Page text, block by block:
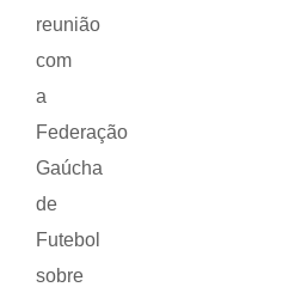
reunião
com
a
Federação
Gaúcha
de
Futebol
sobre